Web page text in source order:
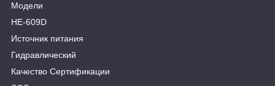
Модели
HE-609D
Источник питания
Гидравлический
Качество Сертификации